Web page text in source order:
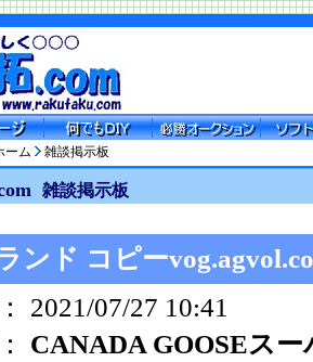
ーム 雑談掲示板
雑談掲示板
ンド コピー
2021/07/27 10:41
CANADA GOOSEス